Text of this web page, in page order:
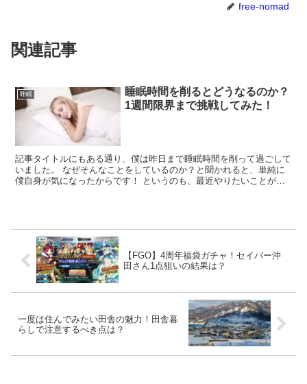
free-nomad
関連記事
睡眠
睡眠時間を削るとどうなるのか？
1週間限界まで挑戦してみた！
記事タイトルにもある通り、僕は昨日まで睡眠時間を削って過ごして
いました。 なぜそんなことをしているのか？と聞かれると、単純に
僕自身が気になったからです！ というのも、最近やりたいことがど
【FGO】4周年福袋ガチャ！セイバー沖
田さん1点狙いの結果は？
一度は住んでみたい田舎の魅力！田舎暮
らしで注意するべき点は？